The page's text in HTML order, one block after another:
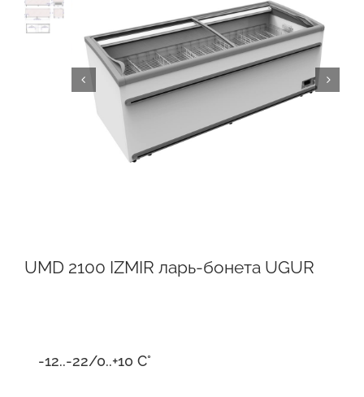
UMD 2100 IZMIR ларь-бонета UGUR
-12..-22/0..+10 С°